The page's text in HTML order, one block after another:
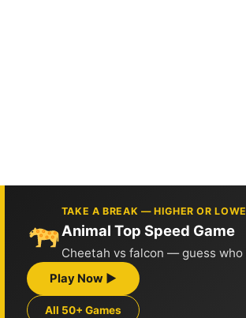
TAKE A BREAK — HIGHER OR
Animal Top Speed Game
Cheetah vs falcon — guess who
Play Now ▶
All 50+ Games